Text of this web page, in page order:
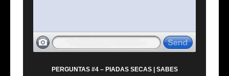
PERGUNTAS #4 – PIADAS SECAS | SABES